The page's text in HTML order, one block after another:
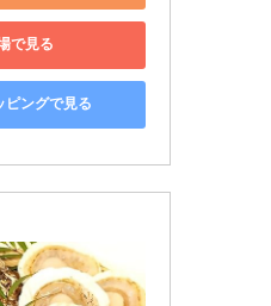
で見る
ピングで見る